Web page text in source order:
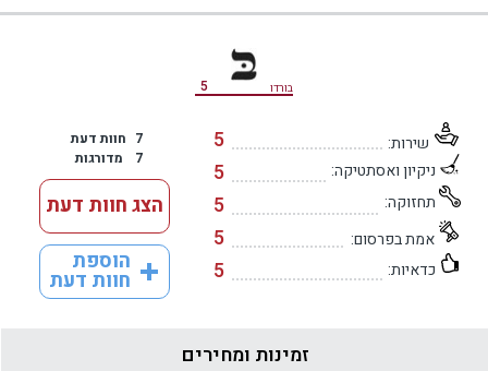
בורדו 5
שירות: 5
ניקיון ואסתטיקה: 5
תחזוקה: 5
אמת בפרסום: 5
כדאיות: 5
7 חוות דעת
7
מדורגות
הצג חוות דעת
הוספת
חוות דעת
זמינות ומחירים